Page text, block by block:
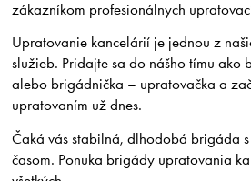
zákazníkom profesionálnych
Upratovanie kancelárií je jednou z
služieb. Pridajte sa do nášho tímu ako
alebo brigádnička – upratovačka a
upratovaním už dnes.
Čaká vás stabilná, dlhodobá brigáda
časom. Ponuka brigády upratovania